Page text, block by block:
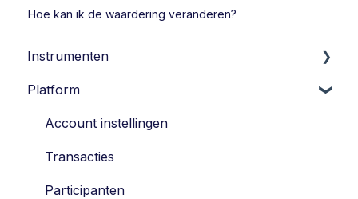
Hoe kan ik de waardering veranderen?
Instrumenten
Leningen
Opties
Economisch Eigendomsrechten
Participatie
Platform
Account instellingen
Transacties
Participanten